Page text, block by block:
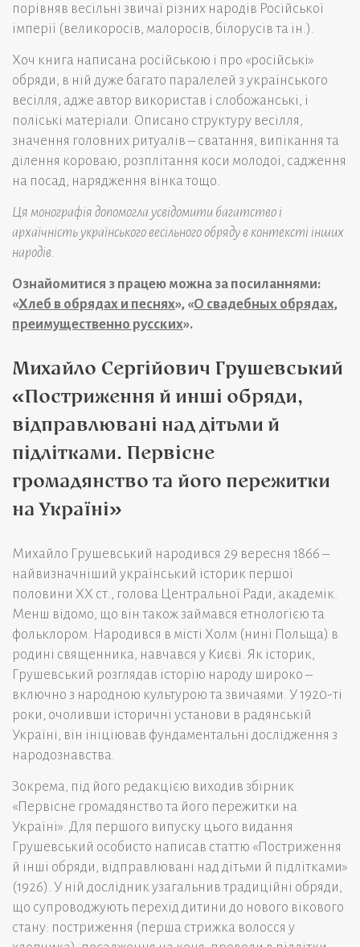
порівняв весільні звичаї різних народів Російської
імперії (великоросів, малоросів, білорусів та ін.).
Хоч книга написана російською і про «російські»
обряди, в ній дуже багато паралелей з українського
весілля, адже автор використав і слобожанські, і
поліські матеріали. Описано структуру весілля,
значення головних ритуалів – сватання, випікання та
ділення короваю, розплітання коси молодої, садження
на посад, нарядження вінка тощо.
Ця монографія допомогла усвідомити багатство і
архаїчність українського весільного обряду в контексті інших
народів.
Ознайомитися з працею можна за посиланнями:
«Хлеб в обрядах и песнях», «О свадебных обрядах,
преимущественно русских».
Михайло Сергійович Грушевський
«Постриження й инші обряди,
відправлювані над дітьми й
підлітками. Первісне
громадянство та його пережитки
на Україні»
Михайло Грушевський народився 29 вересня 1866 –
найвизначніший український історик першої
половини XX ст., голова Центральної Ради, академік.
Менш відомо, що він також займався етнологією та
фольклором. Народився в місті Холм (нині Польща) в
родині священника, навчався у Києві. Як історик,
Грушевський розглядав історію народу широко –
включно з народною культурою та звичаями. У 1920-ті
роки, очоливши історичні установи в радянській
Україні, він ініціював фундаментальні дослідження з
народознавства.
Зокрема, під його редакцією виходив збірник
«Первісне громадянство та його пережитки на
Україні». Для першого випуску цього видання
Грушевський особисто написав статтю «Постриження
й інші обряди, відправлювані над дітьми й підлітками»
(1926). У ній дослідник узагальнив традиційні обряди,
що супроводжують перехід дитини до нового вікового
стану: постриження (перша стрижка волосся у